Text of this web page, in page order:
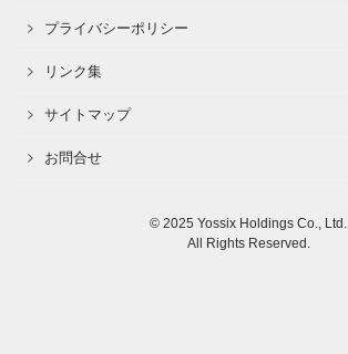
プライバシーポリシー
リンク集
サイトマップ
お問合せ
© 2025 Yossix Holdings Co., Ltd.
All Rights Reserved.